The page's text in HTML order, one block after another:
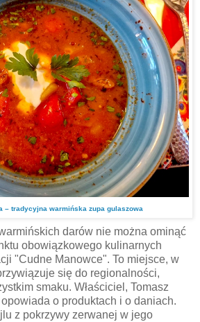
– tradycyjna warmińska zupa gulaszowa
darów nie można ominąć
obowiązkowego kulinarnych
"Cudne Manowce". To miejsce, w
się do regionalności,
smaku. Właściciel, Tomasz
o produktach i o daniach.
z pokrzywy zerwanej w jego